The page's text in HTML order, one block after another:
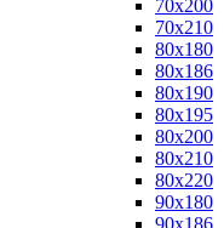
70x200
70x210
80x180
80x186
80x190
80x195
80x200
80x210
80x220
90x180
90x186